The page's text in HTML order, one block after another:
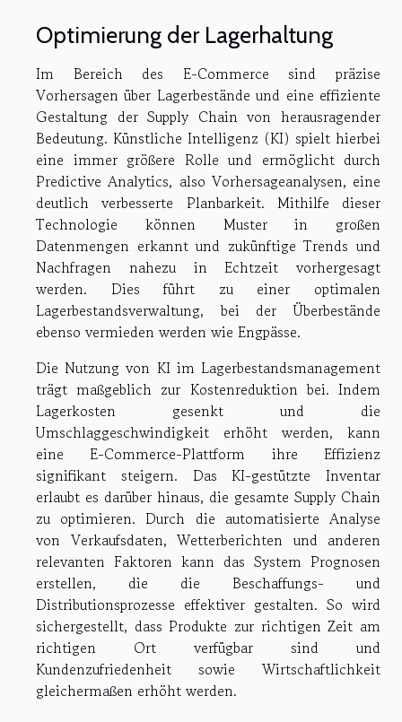
Optimierung der Lagerhaltung
Im Bereich des E-Commerce sind präzise
Vorhersagen über Lagerbestände und eine effiziente
Gestaltung der Supply Chain von herausragender
Bedeutung. Künstliche Intelligenz (KI) spielt hierbei
eine immer größere Rolle und ermöglicht durch
Predictive Analytics, also Vorhersageanalysen, eine
deutlich verbesserte Planbarkeit. Mithilfe dieser
Technologie können Muster in großen
Datenmengen erkannt und zukünftige Trends und
Nachfragen nahezu in Echtzeit vorhergesagt
werden. Dies führt zu einer optimalen
Lagerbestandsverwaltung, bei der Überbestände
ebenso vermieden werden wie Engpässe.
Die Nutzung von KI im Lagerbestandsmanagement
trägt maßgeblich zur Kostenreduktion bei. Indem
Lagerkosten gesenkt und die
Umschlaggeschwindigkeit erhöht werden, kann
eine E-Commerce-Plattform ihre Effizienz
signifikant steigern. Das KI-gestützte Inventar
erlaubt es darüber hinaus, die gesamte Supply Chain
zu optimieren. Durch die automatisierte Analyse
von Verkaufsdaten, Wetterberichten und anderen
relevanten Faktoren kann das System Prognosen
erstellen, die die Beschaffungs- und
Distributionsprozesse effektiver gestalten. So wird
sichergestellt, dass Produkte zur richtigen Zeit am
richtigen Ort verfügbar sind und
Kundenzufriedenheit sowie Wirtschaftlichkeit
gleichermaßen erhöht werden.